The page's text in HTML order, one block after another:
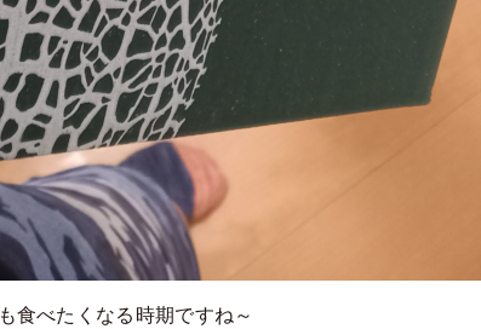
も食べたくなる時期ですね～